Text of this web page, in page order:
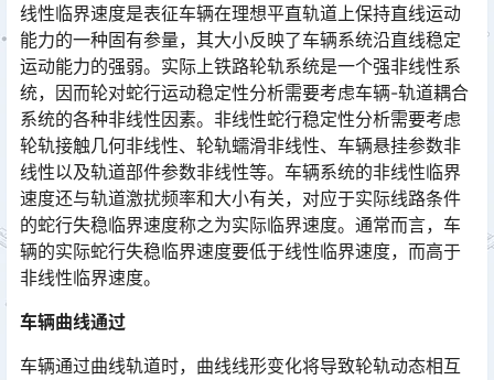
线性临界速度是表征车辆在理想平直轨道上保持直线运动
能力的一种固有参量，其大小反映了车辆系统沿直线稳定
运动能力的强弱。实际上铁路轮轨系统是一个强非线性系
统，因而轮对蛇行运动稳定性分析需要考虑车辆-轨道耦合
系统的各种非线性因素。非线性蛇行稳定性分析需要考虑
轮轨接触几何非线性、轮轨蠕滑非线性、车辆悬挂参数非
线性以及轨道部件参数非线性等。车辆系统的非线性临界
速度还与轨道激扰频率和大小有关，对应于实际线路条件
的蛇行失稳临界速度称之为实际临界速度。通常而言，车
辆的实际蛇行失稳临界速度要低于线性临界速度，而高于
非线性临界速度。󠅅󠅃󠄵󠅂󠄪󠇖󠆨󠆨󠇕󠆞󠆒󠅬󠇘󠆭󠆘󠇙󠆝󠅵󠇗󠆭󠆁󠄐󠇗󠅹󠅸󠇖󠆍󠅳󠇖󠅹󠅰󠇖󠆌󠅹
车辆曲线通过
车辆通过曲线轨道时，曲线线形变化将导致轮轨动态相互